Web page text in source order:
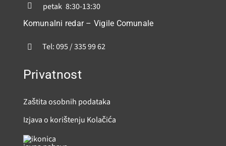
petak 8:30-13:30
Komunalni redar – Vigile Comunale
Tel: 095 / 335 99 62
Privatnost
Zaštita osobnih podataka
Izjava o korištenju Kolačića